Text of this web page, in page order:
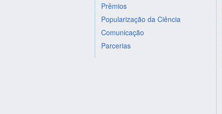
Prêmios
Popularização da Ciência
Comunicação
Parcerias